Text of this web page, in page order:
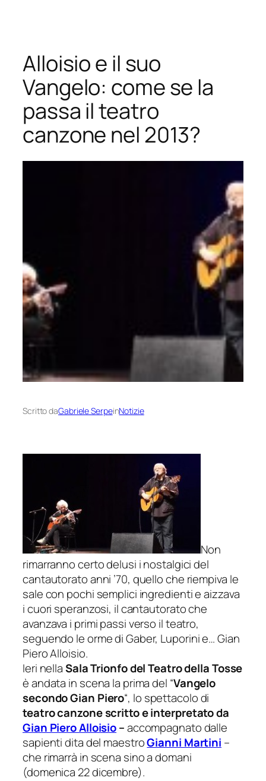
contenuto
Alloisio e il suo
Vangelo: come se la
passa il teatro
canzone nel 2013?
Scritto daGabriele SerpeinNotizie
Non
rimarranno certo delusi i nostalgici del
cantautorato anni ’70, quello che riempiva le
sale con pochi semplici ingredienti e aizzava
i cuori speranzosi, il cantautorato che
avanzava i primi passi verso il teatro,
seguendo le orme di Gaber, Luporini e… Gian
Piero Alloisio.
Ieri nellaSala Trionfo del Teatro della Tosse
è andata in scena la prima del “Vangelo
secondo Gian Piero“, lo spettacolo di
teatro canzone scritto e interpretato da
Gian Piero Alloisio–accompagnato dalle
sapienti dita del maestroGianni Martini –
che rimarrà in scena sino a domani
(domenica 22 dicembre).